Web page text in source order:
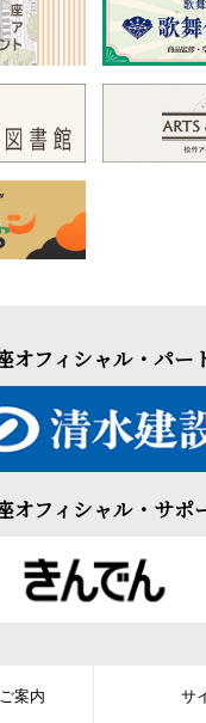
オフィシャル・パー
オフィシャル・サポ
案内 サ